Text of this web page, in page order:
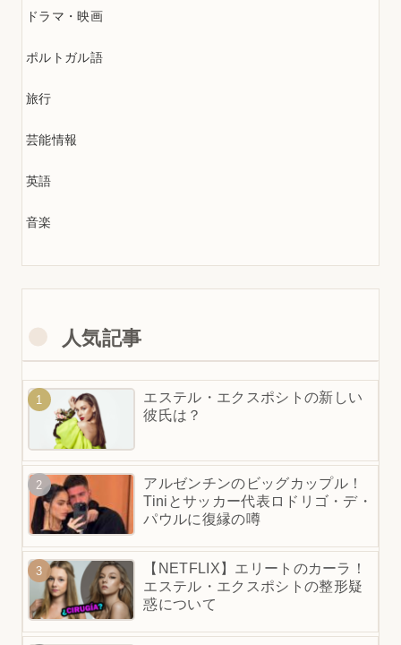
ドラマ・映画
ポルトガル語
旅行
芸能情報
英語
音楽
人気記事
エステル・エクスポシトの新しい
彼氏は？
アルゼンチンのビッグカップル！
Tiniとサッカー代表ロドリゴ・デ・
パウルに復縁の噂
【NETFLIX】エリートのカーラ！
エステル・エクスポシトの整形疑
惑について